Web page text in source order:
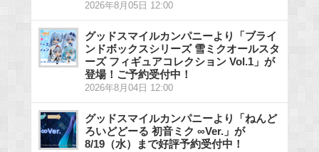
2026年8月05日 12:00
グッドスマイルカンパニーより「ブライ
ンドボックスシリーズ 雪ミクオールスタ
ーズ フィギュアコレクション Vol.1」が
登場！ご予約受付中！
2026年8月04日 12:00
グッドスマイルカンパニーより「ねんど
ろいどどーる 初音ミク ∞Ver.」が
8/19（水）まで好評予約受付中！